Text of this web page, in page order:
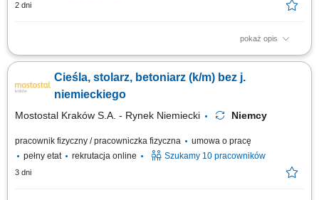
2 dni
pokaż opis
Opis stanowiska: Wykonywanie prac w zakresie ciesielki systemowej;
zbrojarskich i betoniarskich; Inne prace budowlane – pomocnicze;
Cieśla, stolarz, betoniarz (k/m) bez j.
niemieckiego
Mostostal Kraków S.A. - Rynek Niemiecki Niemcy
pracownik fizyczny / pracowniczka fizyczna
umowa o pracę
pełny etat
rekrutacja online Szukamy 10 pracowników
3 dni